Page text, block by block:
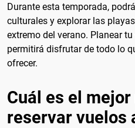
Durante esta temporada,
culturales y explorar las
extremo del verano. Planear
permitirá disfrutar de todo lo
ofrecer.
Cuál es el
reservar vuelos